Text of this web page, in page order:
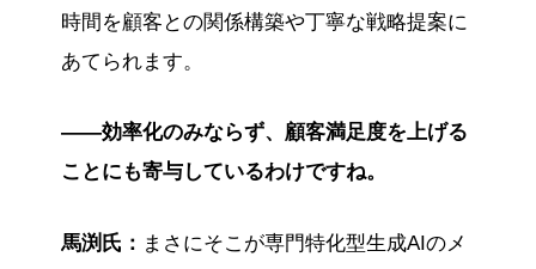
時間を顧客との関係構築や丁寧な戦略提案に
あてられます。
――効率化のみならず、顧客満足度を上げる
ことにも寄与しているわけですね。
馬渕氏： まさにそこが専門特化型生成AIのメ